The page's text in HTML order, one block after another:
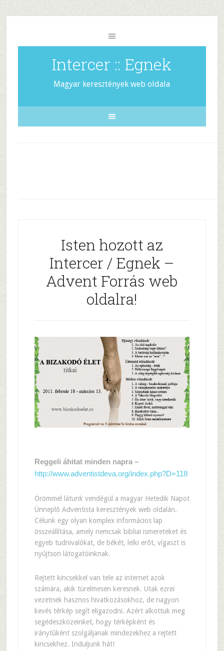
Intercer :: Egnek
Magyar keresztények web oldala
Isten hozott az
Intercer / Egnek –
Advent Forrás web
oldalra!
Reggeli áhitat minden napra –
http://www.adventistdeva.org/index.php?D=118
Örömmel látunk vendégül a magyar Hetedik Napot
Ünneplõ Adventista keresztények web oldalán.
Célunk egy olyan komplex informácios lap
összeállítása, amely nemcsak bibliai ismereteket és
egyeb tudnivalókat, de békét, lelki erõt, vígaszt is
nyújtson látogatóinknak.
Rejtett kincsekkel van tele az internet azok
számára, akik türelmesen keresnek. Utak ezrei
vezetnek hasznos hivatkozásokhoz, de nagyon
kevés térkép segít eligazodni. Azért alkottuk meg
segédeszközeinket, hogy térképként és
iránytûként szolgáljanak mindezekhez a rejtett
kincsekhez. Induljunk hát!